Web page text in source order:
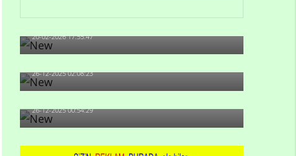
artıb?
20-02-2026 17:55:47
Məni bura NAZİR GÖNDƏRİB - 1937-ci ildən
fəaliyyətdə olan və...
26-12-2025 02:08:23
-Ay qız, sən məhkəməni udmayacaqsan... Sən
bilirsən də, məni...
26-12-2025 00:54:29